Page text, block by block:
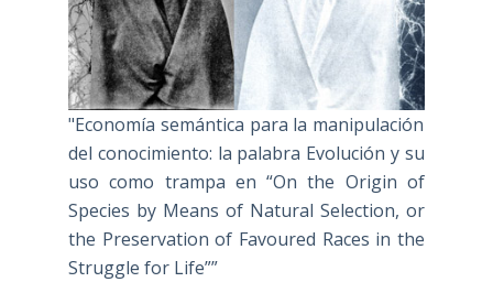
"Economía semántica para la manipulación
del conocimiento: la palabra Evolución y su
uso como trampa en “On the Origin of
Species by Means of Natural Selection, or
the Preservation of Favoured Races in the
Struggle for Life””